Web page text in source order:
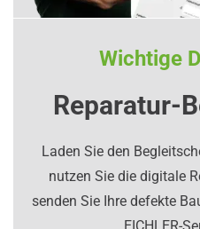
Wichtige
Reparatur-
Laden Sie den
nutzen Sie die digitale
senden Sie Ihre defekte